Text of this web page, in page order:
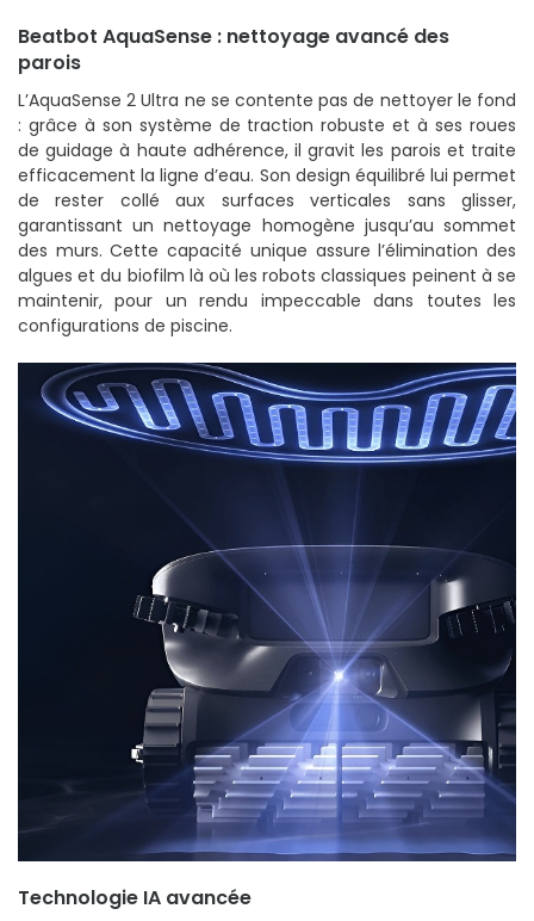
Beatbot AquaSense : nettoyage avancé des
parois
L’AquaSense 2 Ultra ne se contente pas de nettoyer le fond
: grâce à son système de traction robuste et à ses roues
de guidage à haute adhérence, il gravit les parois et traite
efficacement la ligne d’eau. Son design équilibré lui permet
de rester collé aux surfaces verticales sans glisser,
garantissant un nettoyage homogène jusqu’au sommet
des murs. Cette capacité unique assure l’élimination des
algues et du biofilm là où les robots classiques peinent à se
maintenir, pour un rendu impeccable dans toutes les
configurations de piscine.
Technologie IA avancée